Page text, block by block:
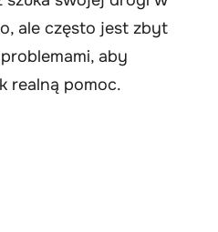
ale często jest zbyt
aby
realną pomoc.